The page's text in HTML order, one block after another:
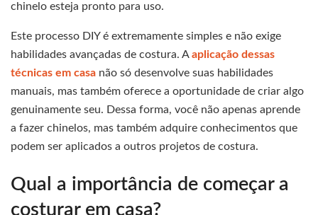
chinelo esteja pronto para uso.
Este processo DIY é extremamente simples e não exige
habilidades avançadas de costura. Aaplicação dessas
técnicas em casa não só desenvolve suas habilidades
manuais, mas também oferece a oportunidade de criar algo
genuinamente seu. Dessa forma, você não apenas aprende
a fazer chinelos, mas também adquire conhecimentos que
podem ser aplicados a outros projetos de costura.
Qual a importância de começar a
costurar em casa?